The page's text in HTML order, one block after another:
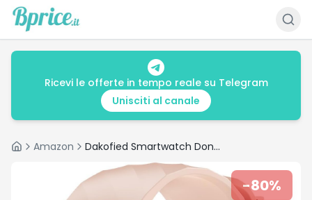
Ricevi le offerte in tempo reale su Telegram
Unisciti al canale
HomeAmazon Dakofied Smartwatch Donna Rosa: recensione e prezzo minimo storico
-80%